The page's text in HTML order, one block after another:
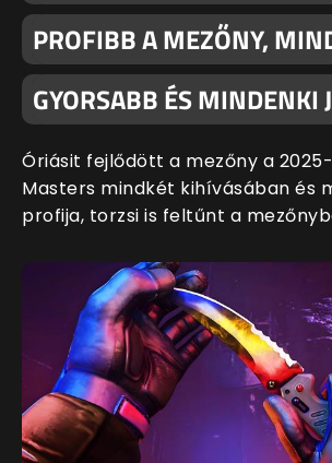
PROFIBB A MEZŐNY,
GYORSABB ÉS MINDENKI
Óriásit fejlődött a mezőny a
Masters mindkét kihívásában és
profija, torzsi is feltűnt a